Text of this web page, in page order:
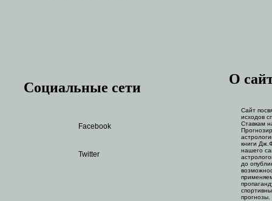
Социальные сети
Facebook
Twitter
О
Сайт
исходов
Ставкам
книги
нашего
до
прогнозы.